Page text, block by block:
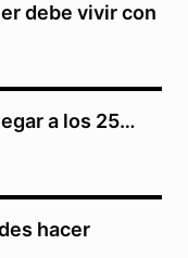
debe vivir con
a los 25…
hacer